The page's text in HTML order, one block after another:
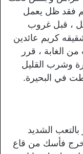
فقد ظل يعمل
، قبل غروب
كريم عائدين
الغابة ، قرر
وشرب القليل
في البحيرة.
الشديد
فأسك من قاع